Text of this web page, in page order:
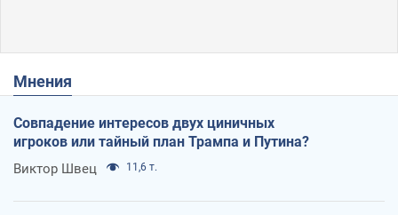
Мнения
Совпадение интересов двух циничных
игроков или тайный план Трампа и Путина?
Виктор Швец 11,6 т.